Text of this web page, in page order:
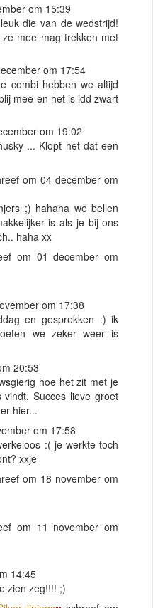
om 15:39
die van de wedstrijd!
mee mag trekken met
om 17:54
combi hebben we altijd
mee en het is idd zwart
om 19:02
... Klopt het dat een
om 04 december om
;) hahaha we bellen
is als je bij ons
haha xx
om 01 december om
om 17:38
en gesprekken :) ik
we zeker weer is
20:53
hoe het zit met je
Succes lieve groet
hier...
om 17:58
:( je werkte toch
xxje
om 18 november om
om 11 november om
14:45
zien zeg!!!! ;)